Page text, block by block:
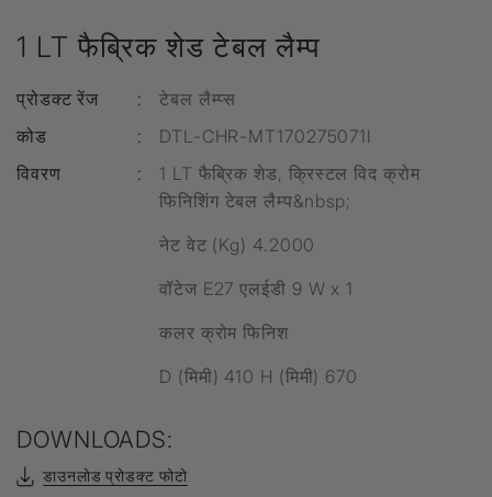
1 LT फैब्रिक शेड टेबल लैम्प
प्रोडक्ट रेंज :
टेबल लैम्प्स
कोड
:
DTL-CHR-MT170275071I
विवरण
:
1 LT फैब्रिक शेड, क्रिस्टल विद क्रोम
फिनिशिंग टेबल लैम्प&nbsp;
नेट वेट (Kg) 4.2000
वॉटेज E27 एलईडी 9 W x 1
कलर क्रोम फिनिश
D (मिमी) 410 H (मिमी) 670
DOWNLOADS:
डाउनलोड प्रोडक्ट फोटो